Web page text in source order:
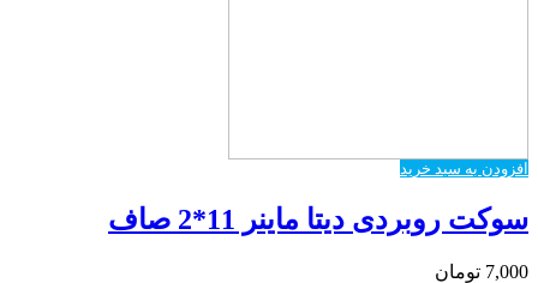
افزودن به سبد خرید
سوکت روبردی دیتا ماینر 11*2 صاف
7,000 تومان